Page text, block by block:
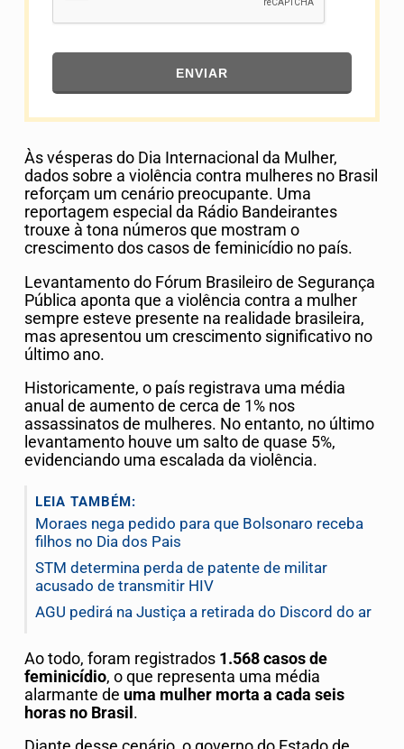
ENVIAR
Às vésperas do Dia Internacional da Mulher,
dados sobre a violência contra mulheres no Brasil
reforçam um cenário preocupante. Uma
reportagem especial da Rádio Bandeirantes
trouxe à tona números que mostram o
crescimento dos casos de feminicídio no país.
Levantamento do Fórum Brasileiro de Segurança
Pública aponta que a violência contra a mulher
sempre esteve presente na realidade brasileira,
mas apresentou um crescimento significativo no
último ano.
Historicamente, o país registrava uma média
anual de aumento de cerca de 1% nos
assassinatos de mulheres. No entanto, no último
levantamento houve um salto de quase 5%,
evidenciando uma escalada da violência.
LEIA TAMBÉM:
Moraes nega pedido para que Bolsonaro receba
filhos no Dia dos Pais
STM determina perda de patente de militar
acusado de transmitir HIV
AGU pedirá na Justiça a retirada do Discord do ar
Ao todo, foram registrados 1.568 casos de
feminicídio, o que representa uma média
alarmante de uma mulher morta a cada seis
horas no Brasil .